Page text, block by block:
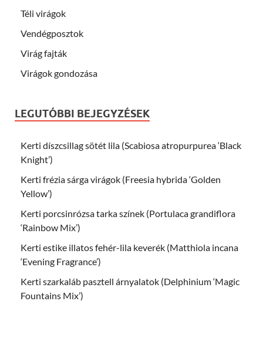
Téli virágok
Vendégposztok
Virág fajták
Virágok gondozása
LEGUTÓBBI BEJEGYZÉSEK
Kerti díszcsillag sötét lila (Scabiosa atropurpurea ‘Black
Knight’)
Kerti frézia sárga virágok (Freesia hybrida ‘Golden
Yellow’)
Kerti porcsinrózsa tarka színek (Portulaca grandiflora
‘Rainbow Mix’)
Kerti estike illatos fehér-lila keverék (Matthiola incana
‘Evening Fragrance’)
Kerti szarkaláb pasztell árnyalatok (Delphinium ‘Magic
Fountains Mix’)